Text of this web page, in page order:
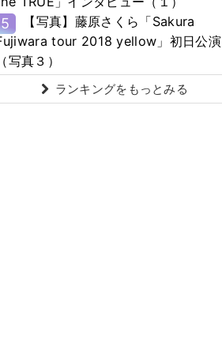
5
【写真】藤原さくら「Sakura
tour 2018 yellow」初日公演
写真３）
ランキングをもっとみる